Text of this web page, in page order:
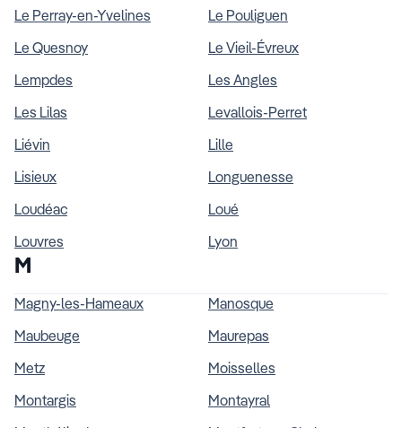
Le Perray-en-Yvelines
Le Pouliguen
Le Quesnoy
Le Vieil-Évreux
Lempdes
Les Angles
Les Lilas
Levallois-Perret
Liévin
Lille
Lisieux
Longuenesse
Loudéac
Loué
Louvres
Lyon
M
Magny-les-Hameaux
Manosque
Maubeuge
Maurepas
Metz
Moisselles
Montargis
Montayral